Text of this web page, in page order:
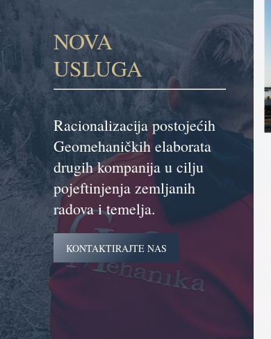
NOVA
USLUGA
Racionalizacija postojećih
Geomehaničkih elaborata
drugih kompanija u cilju
pojeftinjenja zemljanih
radova i temelja.
KONTAKTIRAJTE NAS